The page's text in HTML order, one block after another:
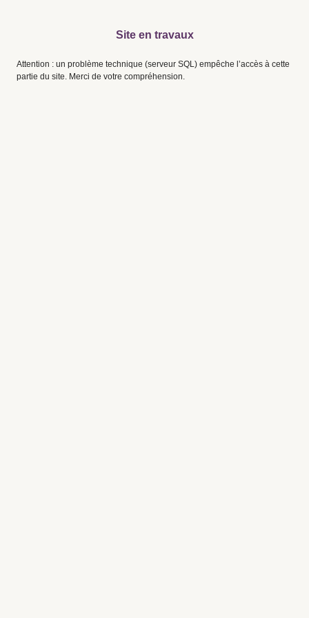
Site en travaux
Attention : un problème technique (serveur SQL) empêche l’accès à cette
partie du site. Merci de votre compréhension.